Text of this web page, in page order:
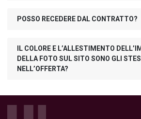
POSSO RECEDERE DAL CONTRATTO?
IL COLORE E L’ALLESTIMENTO
DELLA FOTO SUL SITO SONO GLI
NELL’OFFERTA?